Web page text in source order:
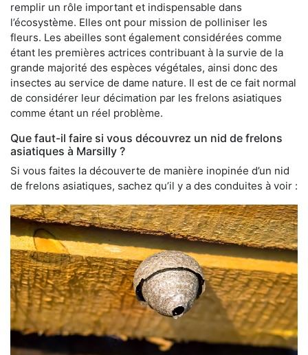
remplir un rôle important et indispensable dans
l’écosystème. Elles ont pour mission de polliniser les
fleurs. Les abeilles sont également considérées comme
étant les premières actrices contribuant à la survie de la
grande majorité des espèces végétales, ainsi donc des
insectes au service de dame nature. Il est de ce fait normal
de considérer leur décimation par les frelons asiatiques
comme étant un réel problème.
Que faut-il faire si vous découvrez un nid de frelons
asiatiques à Marsilly ?
Si vous faites la découverte de manière inopinée d’un nid
de frelons asiatiques, sachez qu’il y a des conduites à voir :